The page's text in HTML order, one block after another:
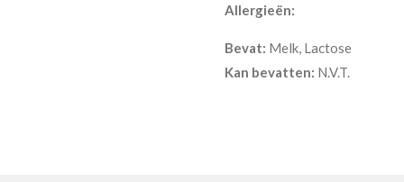
Allergieën:
Bevat: Melk, Lactose
Kan bevatten: N.V.T.